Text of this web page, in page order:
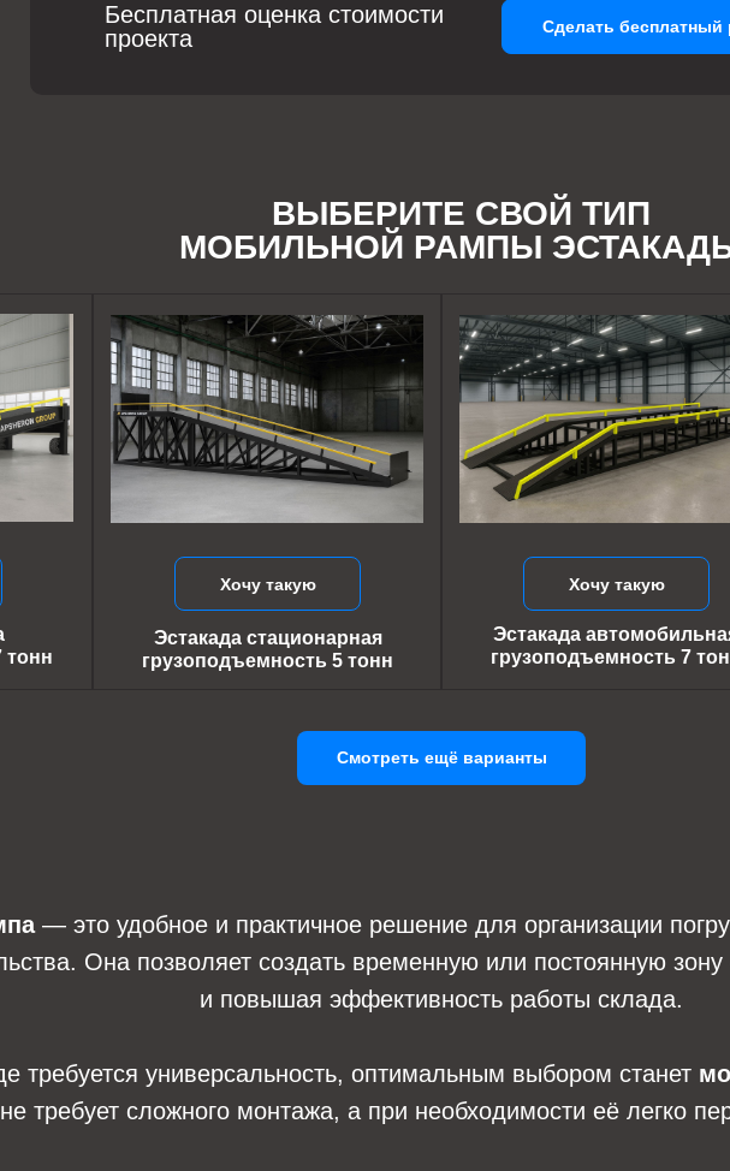
Бесплатная оценка стоимости
проекта
Сделать бесплатный
ВЫБЕРИТЕ СВОЙ ТИП
МОБИЛЬНОЙ РАМПЫ
Хочу такую
Эстакада
грузоподъемность 7
Хочу такую
Эстакада стационарная
грузоподъемность 5 тонн
тонн
Смотреть ещё варианты
— это удобное и практичное решение для организации
Она позволяет создать временную или постоянную зону
и повышая эффективность работы склада.
требуется универсальность, оптимальным выбором станет
требует сложного монтажа, а при необходимости её легко